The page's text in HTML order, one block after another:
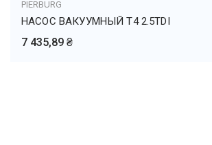
PIERBURG
НАСОС ВАКУУМНЫЙ T4 2.5TDI
7 435,89 ₴